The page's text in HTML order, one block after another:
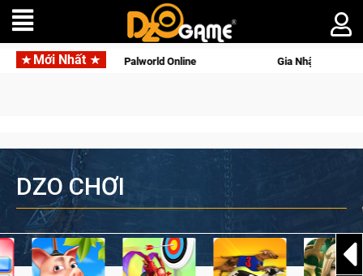
Mới Nhất
tên gọi Palworld Online Gia Nhập Closed Beta Norse
DZO CHƠI